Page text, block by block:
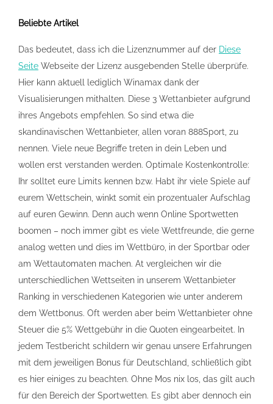
Beliebte Artikel
Das bedeutet, dass ich die Lizenznummer auf der Diese
Seite Webseite der Lizenz ausgebenden Stelle überprüfe.
Hier kann aktuell lediglich Winamax dank der
Visualisierungen mithalten. Diese 3 Wettanbieter aufgrund
ihres Angebots empfehlen. So sind etwa die
skandinavischen Wettanbieter, allen voran 888Sport, zu
nennen. Viele neue Begriffe treten in dein Leben und
wollen erst verstanden werden. Optimale Kostenkontrolle:
Ihr solltet eure Limits kennen bzw. Habt ihr viele Spiele auf
eurem Wettschein, winkt somit ein prozentualer Aufschlag
auf euren Gewinn. Denn auch wenn Online Sportwetten
boomen – noch immer gibt es viele Wettfreunde, die gerne
analog wetten und dies im Wettbüro, in der Sportbar oder
am Wettautomaten machen. At vergleichen wir die
unterschiedlichen Wettseiten in unserem Wettanbieter
Ranking in verschiedenen Kategorien wie unter anderem
dem Wettbonus. Oft werden aber beim Wettanbieter ohne
Steuer die 5% Wettgebühr in die Quoten eingearbeitet. In
jedem Testbericht schildern wir genau unsere Erfahrungen
mit dem jeweiligen Bonus für Deutschland, schließlich gibt
es hier einiges zu beachten. Ohne Mos nix los, das gilt auch
für den Bereich der Sportwetten. Es gibt aber dennoch ein